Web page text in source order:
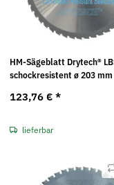
HM-Sägeblatt Drytech®
schockresistent ø 203
123,76 € *
lieferbar